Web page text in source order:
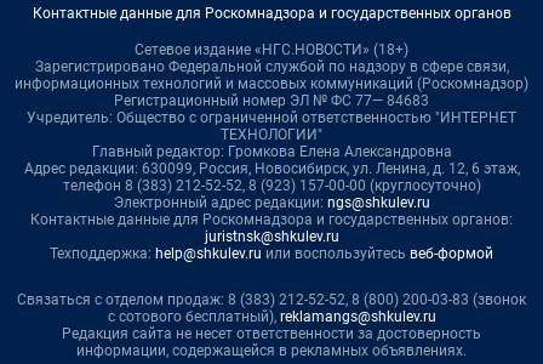
Контактные данные для Роскомнадзора и государственных органов
Сетевое издание «НГС.НОВОСТИ» (18+)
Зарегистрировано Федеральной службой по надзору в сфере связи,
информационных технологий и массовых коммуникаций (Роскомнадзор)
Регистрационный номер ЭЛ № ФС 77— 84683
Учредитель: Общество с ограниченной ответственностью "ИНТЕРНЕТ
ТЕХНОЛОГИИ"
Главный редактор: Громкова Елена Александровна
Адрес редакции: 630099, Россия, Новосибирск, ул. Ленина, д. 12, 6 этаж,
телефон 8 (383) 212-52-52, 8 (923) 157-00-00 (круглосуточно)
Электронный адрес редакции: ngs@shkulev.ru
Контактные данные для Роскомнадзора и государственных органов:
juristnsk@shkulev.ru
Техподдержка: help@shkulev.ru или воспользуйтесь веб-формой
Связаться с отделом продаж: 8 (383) 212-52-52, 8 (800) 200-03-83 (звонок
с сотового бесплатный), reklamangs@shkulev.ru
Редакция сайта не несет ответственности за достоверность
информации, содержащейся в рекламных объявлениях.